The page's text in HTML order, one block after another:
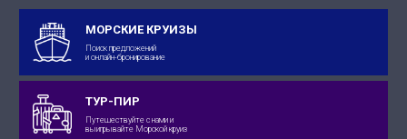
МОРСКИЕ КРУИЗЫ
Поиск предложений
и онлайн-бронирование
ТУР-ПИР
Путешествуйте с нами и
выигрывайте Морской круиз